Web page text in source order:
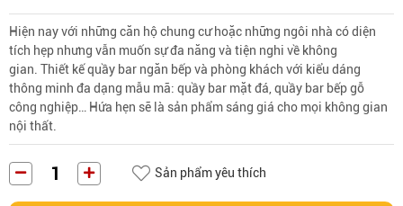
Hiện nay với những căn hộ chung cư hoặc những ngôi nhà có diện
tích hẹp nhưng vẫn muốn sự đa năng và tiện nghi về không
gian. Thiết kế quầy bar ngăn bếp và phòng khách với kiểu dáng
thông minh đa dạng mẫu mã: quầy bar mặt đá, quầy bar bếp gỗ
công nghiệp… Hứa hẹn sẽ là sản phẩm sáng giá cho mọi không gian
nội thất.
Sản phẩm yêu thích